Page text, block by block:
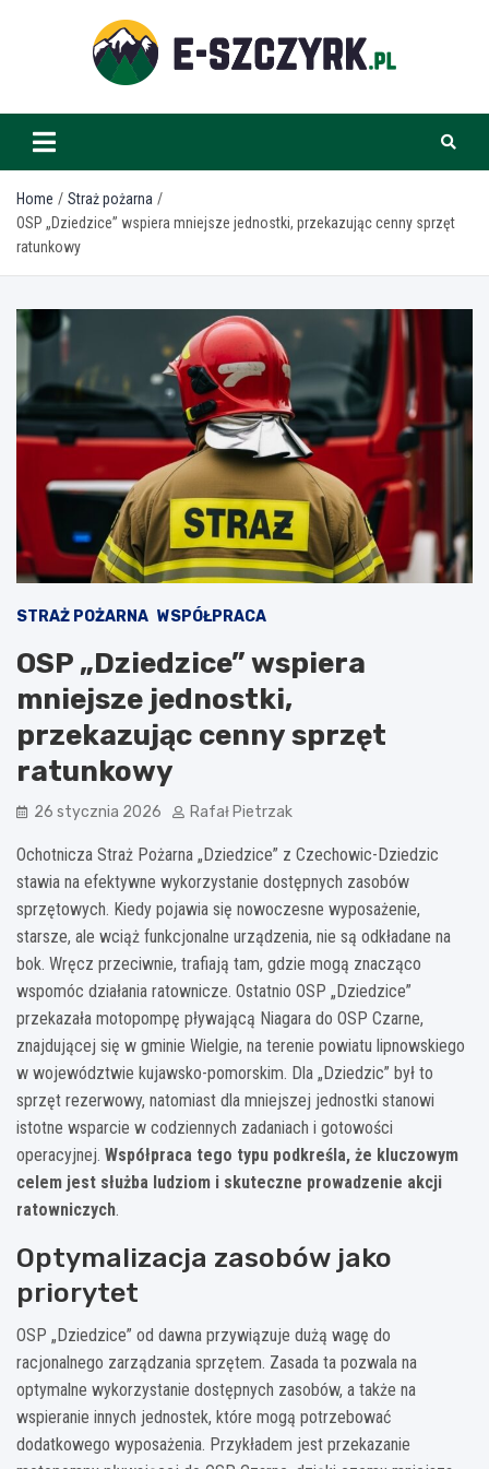
e-szczyrk.pl
Home
Straż pożarna
OSP „Dziedzice” wspiera mniejsze jednostki, przekazując cenny sprzęt
ratunkowy
STRAŻ POŻARNA WSPÓŁPRACA
OSP „Dziedzice” wspiera
mniejsze jednostki,
przekazując cenny sprzęt
ratunkowy
26 stycznia 2026 Rafał Pietrzak
Ochotnicza Straż Pożarna „Dziedzice” z Czechowic-Dziedzic
stawia na efektywne wykorzystanie dostępnych zasobów
sprzętowych. Kiedy pojawia się nowoczesne wyposażenie,
starsze, ale wciąż funkcjonalne urządzenia, nie są odkładane na
bok. Wręcz przeciwnie, trafiają tam, gdzie mogą znacząco
wspomóc działania ratownicze. Ostatnio OSP „Dziedzice”
przekazała motopompę pływającą Niagara do OSP Czarne,
znajdującej się w gminie Wielgie, na terenie powiatu lipnowskiego
w województwie kujawsko-pomorskim. Dla „Dziedzic” był to
sprzęt rezerwowy, natomiast dla mniejszej jednostki stanowi
istotne wsparcie w codziennych zadaniach i gotowości
operacyjnej. Współpraca tego typu podkreśla, że kluczowym
celem jest służba ludziom i skuteczne prowadzenie akcji
ratowniczych.
Optymalizacja zasobów jako
priorytet
OSP „Dziedzice” od dawna przywiązuje dużą wagę do
racjonalnego zarządzania sprzętem. Zasada ta pozwala na
optymalne wykorzystanie dostępnych zasobów, a także na
wspieranie innych jednostek, które mogą potrzebować
dodatkowego wyposażenia. Przykładem jest przekazanie